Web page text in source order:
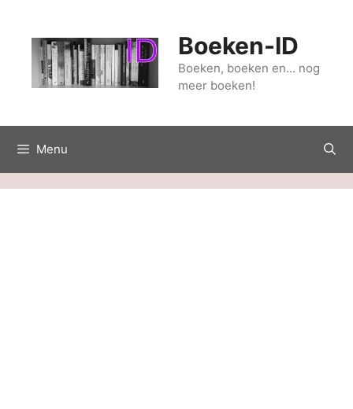
inhoud
Boeken-ID
Boeken, boeken en… nog
meer boeken!
Menu